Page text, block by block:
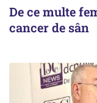
De ce multe
cancer de sân